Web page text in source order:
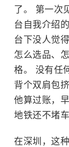
了。 第一次
台自我介绍
台下没人觉
怎么选品、
格。 没有任
背个双肩包
他算过账，
地铁还不堵
在深圳，这